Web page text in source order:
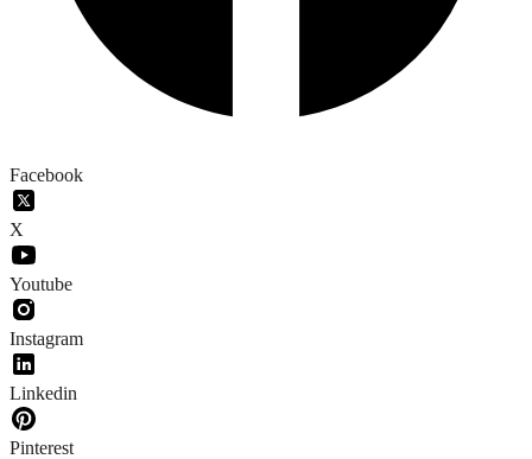
Facebook
X
Youtube
Instagram
Linkedin
Pinterest